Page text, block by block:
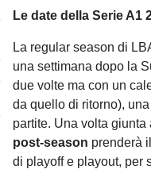
Le date della Serie A1
La regular season di
una settimana dopo la
due volte ma con un
da quello di ritorno),
partite. Una volta
post-season prenderà
di playoff e playout, per